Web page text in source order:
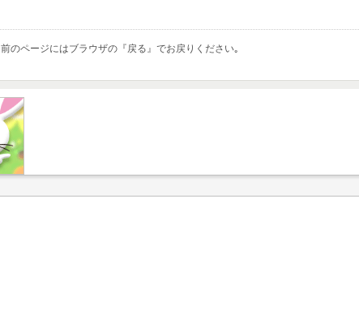
前のページにはブラウザの『戻る』でお戻りください｡